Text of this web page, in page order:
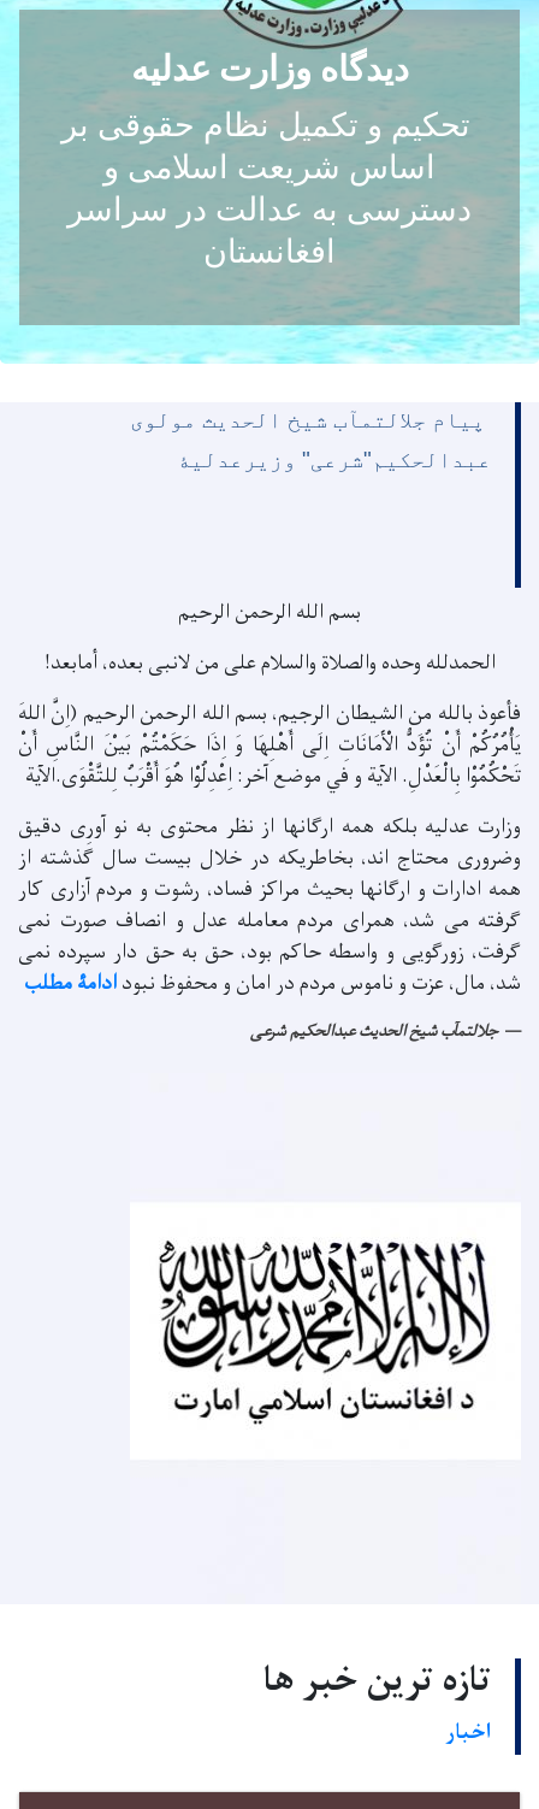
دیدگاه وزارت عدلیه
تحکیم و تکمیل نظام حقوقی بر
اساس شریعت اسلامی و
دسترسی به عدالت در سراسر
افغانستان
پیام جلالتمآب شیخ الحدیث مولوی
عبدالحکیم"شرعی" وزیرعدلیۀ
بسم الله الرحمن الرحیم
الحمدلله وحده والصلاة والسلام علی من لانبی بعده، أمابعد!
فأعوذ بالله من الشيطان الرجيم، بسم الله الرحمن الرحيم (اِنَّ اللهَ
يَأْمُرُکُمْ أَنْ تُؤَدُّ الْأَمَانَاتِ اِلَی أَهْلِهَا وَ اِذَا حَکَمْتُمْ بَيْنَ النَّاسِ أَنْ
تَحْکُمُوْا بِالْعَدْلِ. الآية و في موضع آخر: اِعْدِلُوْا هُوَ أَقْرَبُ لِلتَّقْوَی.الآية
وزارت عدلیه بلکه همه ارگانها از نظر محتوی به نو آورِی دقیق
وضروری محتاج اند، بخاطریکه در خلال بیست سال گذشته از
همه ادارات و ارگانها بحیث مراکز فساد، رشوت و مردم آزاری کار
گرفته می شد، همرای مردم معامله عدل و انصاف صورت نمی
گرفت، زورگویی و واسطه حاکم بود، حق به حق دار سپرده نمی
شد، مال، عزت و ناموس مردم در امان و محفوظ نبودادامۀ مطلب
جلالتمآب شیخ الحدیث عبدالحکیم شرعی
تازه ترین خبر ها
اخبار